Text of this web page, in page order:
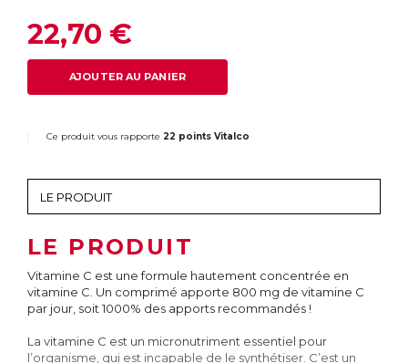
22,70 €
AJOUTER AU PANIER
Ce produit vous rapporte 22 points Vitalco
LE PRODUIT
Vitamine C est une formule hautement concentrée en
vitamine C. Un comprimé apporte 800 mg de vitamine C
par jour, soit 1000% des apports recommandés !
La vitamine C est un micronutriment essentiel pour
l’organisme, qui est incapable de le synthétiser. C’est un